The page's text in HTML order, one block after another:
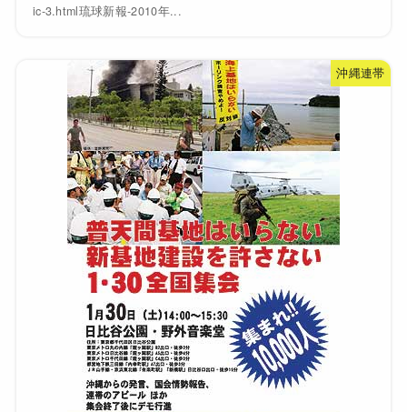
ic-3.html琉球新報-2010年...
沖縄連帯